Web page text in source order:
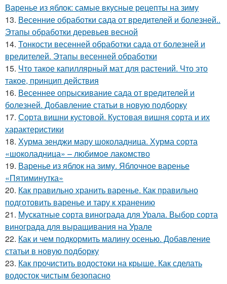
Варенье из яблок: самые вкусные рецепты на зиму
13. Весенние обработки сада от вредителей и болезней..
Этапы обработки деревьев весной
14. Тонкости весенней обработки сада от болезней и
вредителей. Этапы весенней обработки
15. Что такое капиллярный мат для растений. Что это
такое, принцип действия
16. Весеннее опрыскивание сада от вредителей и
болезней. Добавление статьи в новую подборку
17. Сорта вишни кустовой. Кустовая вишня сорта и их
характеристики
18. Хурма зенджи мару шоколадница. Хурма сорта
«шоколадница» – любимое лакомство
19. Варенье из яблок на зиму. Яблочное варенье
«Пятиминутка»
20. Как правильно хранить варенье. Как правильно
подготовить варенье и тару к хранению
21. Мускатные сорта винограда для Урала. Выбор сорта
винограда для выращивания на Урале
22. Как и чем подкормить малину осенью. Добавление
статьи в новую подборку
23. Как прочистить водостоки на крыше. Как сделать
водосток чистым безопасно